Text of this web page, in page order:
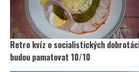
Retro kvíz o socialistických
budou pamatovat 10/10